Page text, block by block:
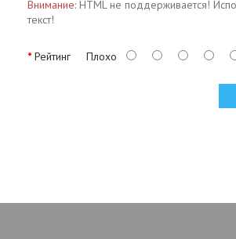
Внимание: HTML не поддерживается!
текст!
Рейтинг Плохо